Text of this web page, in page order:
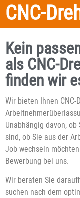
CNC-
Kein
als CNC-
finden wir
Wir bieten Ihnen
Unabhängig davon,
sind, ob Sie aus der
Job wechseln
Bewerbung bei uns.
Wir beraten Sie
suchen nach dem